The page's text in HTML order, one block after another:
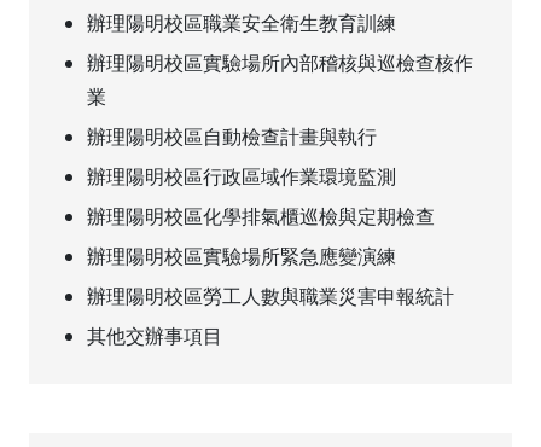
辦理陽明校區職業安全衛生教育訓練
辦理陽明校區實驗場所內部稽核與巡檢查核作
業
辦理陽明校區自動檢查計畫與執行
辦理陽明校區行政區域作業環境監測
辦理陽明校區化學排氣櫃巡檢與定期檢查
辦理陽明校區實驗場所緊急應變演練
辦理陽明校區勞工人數與職業災害申報統計
其他交辦事項目